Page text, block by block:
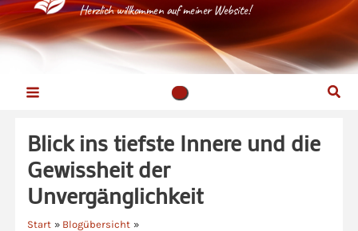
Herzlich willkommen auf meiner Website!
Blick ins tiefste Innere und die
Gewissheit der
Unvergänglichkeit
Start
Blogübersicht